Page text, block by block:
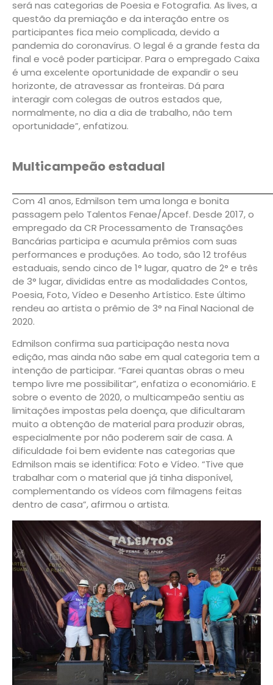
será nas categorias de Poesia e Fotografia. As lives, a
questão da premiação e da interação entre os
participantes fica meio complicada, devido a
pandemia do coronavírus. O legal é a grande festa da
final e você poder participar. Para o empregado Caixa
é uma excelente oportunidade de expandir o seu
horizonte, de atravessar as fronteiras. Dá para
interagir com colegas de outros estados que,
normalmente, no dia a dia de trabalho, não tem
oportunidade”, enfatizou.
Multicampeãoestadual
Com 41 anos, Edmilson tem uma longa e bonita
passagem pelo Talentos Fenae/Apcef. Desde 2017, o
empregado da CR Processamento de Transações
Bancárias participa e acumula prêmios com suas
performances e produções. Ao todo, são 12 troféus
estaduais, sendo cinco de 1° lugar, quatro de 2° e três
de 3° lugar, divididas entre as modalidades Contos,
Poesia, Foto, Vídeo e Desenho Artístico. Este último
rendeu ao artista o prêmio de 3° na Final Nacional de
2020.
Edmilson confirma sua participação nesta nova
edição, mas ainda não sabe em qual categoria tem a
intenção de participar. “Farei quantas obras o meu
tempo livre me possibilitar”, enfatiza o economiário. E
sobre o evento de 2020, o multicampeão sentiu as
limitações impostas pela doença, que dificultaram
muito a obtenção de material para produzir obras,
especialmente por não poderem sair de casa. A
dificuldade foi bem evidente nas categorias que
Edmilson mais se identifica: Foto e Vídeo. “Tive que
trabalhar com o material que já tinha disponível,
complementando os vídeos com filmagens feitas
dentro de casa”, afirmou o artista.